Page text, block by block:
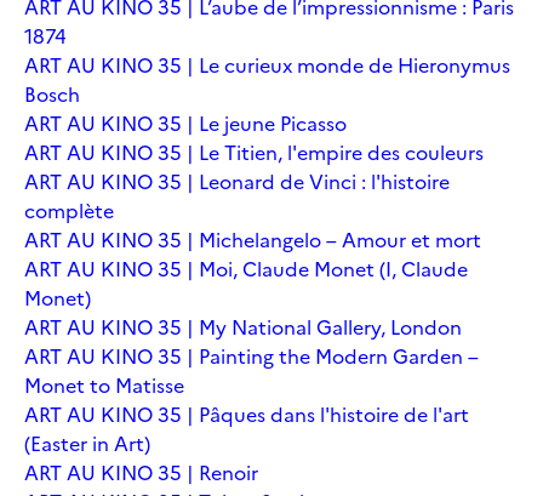
ART AU KINO 35 | L’aube de l’impressionnisme : Paris
1874
ART AU KINO 35 | Le curieux monde de Hieronymus
Bosch
ART AU KINO 35 | Le jeune Picasso
ART AU KINO 35 | Le Titien, l'empire des couleurs
ART AU KINO 35 | Leonard de Vinci : l'histoire
complète
ART AU KINO 35 | Michelangelo – Amour et mort
ART AU KINO 35 | Moi, Claude Monet (I, Claude
Monet)
ART AU KINO 35 | My National Gallery, London
ART AU KINO 35 | Painting the Modern Garden –
Monet to Matisse
ART AU KINO 35 | Pâques dans l'histoire de l'art
(Easter in Art)
ART AU KINO 35 | Renoir